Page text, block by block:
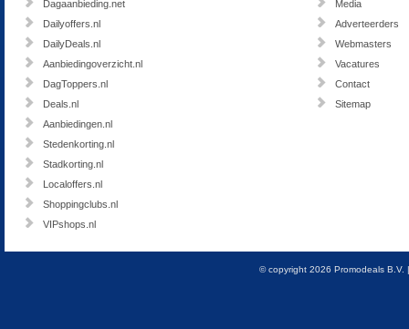
Dagaanbieding.net
Dailyoffers.nl
DailyDeals.nl
Aanbiedingoverzicht.nl
DagToppers.nl
Deals.nl
Aanbiedingen.nl
Stedenkorting.nl
Stadkorting.nl
Localoffers.nl
Shoppingclubs.nl
VIPshops.nl
Media
Adverteerders
Webmasters
Vacatures
Contact
Sitemap
© copyright 2026 Promodeals